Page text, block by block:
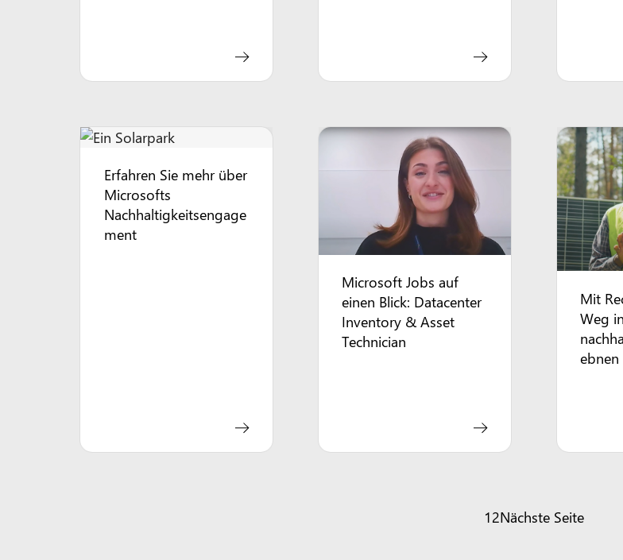
Erfahren Sie mehr über
Microsofts
Nachhaltigkeitsengage
ment
Microsoft Jobs auf
einen Blick: Datacenter
Inventory & Asset
Technician
Mit
Weg
ebnen
12Nächste Seite